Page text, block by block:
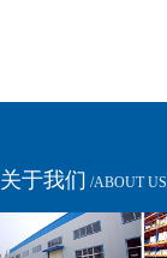
关于我们 /ABOUT US